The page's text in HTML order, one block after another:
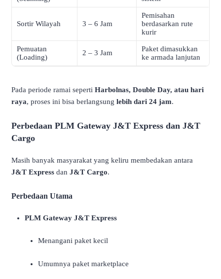
Sortir Wilayah 3 – 6 Jam
Pemisahan
berdasarkan rute
kurir
Pemuatan
(Loading)
2 – 3 Jam
Paket dimasukkan
ke armada lanjutan
Pada periode ramai seperti Harbolnas, Double Day, atau hari
raya, proses ini bisa berlangsung lebih dari 24 jam.
Perbedaan PLM Gateway J&T Express dan J&T
Cargo
Masih banyak masyarakat yang keliru membedakan antara
J&T Express dan J&T Cargo.
Perbedaan Utama
PLM Gateway J&T Express
Menangani paket kecil
Umumnya paket marketplace